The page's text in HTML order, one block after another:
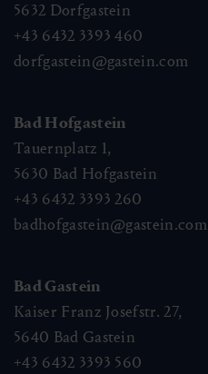
5632 Dorfgastein
+43 6432 3393 460
dorfgastein@gastein.com
Bad Hofgastein
Tauernplatz 1,
5630 Bad Hofgastein
+43 6432 3393 260
badhofgastein@gastein.com
Bad Gastein
Kaiser Franz Josefstr. 27,
5640 Bad Gastein
+43 6432 3393 560